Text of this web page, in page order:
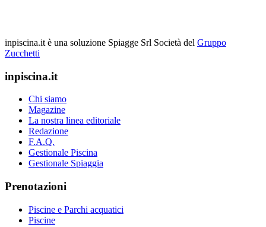
inpiscina.it è una soluzione Spiagge Srl Società del Gruppo
Zucchetti
inpiscina.it
Chi siamo
Magazine
La nostra linea editoriale
Redazione
F.A.Q.
Gestionale Piscina
Gestionale Spiaggia
Prenotazioni
Piscine e Parchi acquatici
Piscine